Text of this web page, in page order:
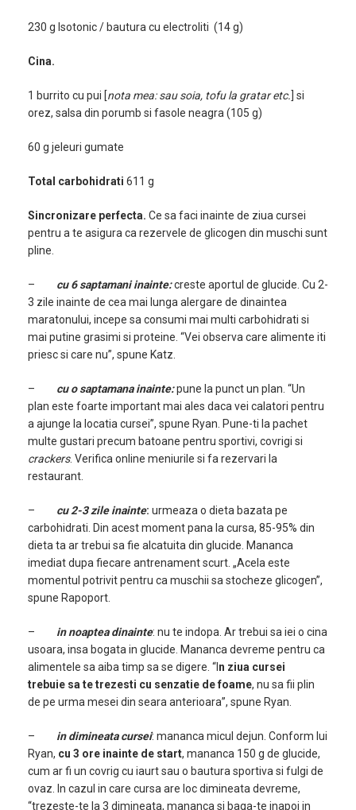
230 g Isotonic / bautura cu electroliti (14 g)
Cina.
1 burrito cu pui [nota mea: sau soia, tofu la gratar etc. ] si
orez, salsa din porumb si fasole neagra (105 g)
60 g jeleuri gumate
Total carbohidrati 611 g
Sincronizare perfecta. Ce sa faci inainte de ziua cursei
pentru a te asigura ca rezervele de glicogen din muschi sunt
pline.
– cu 6 saptamani inainte:creste aportul de glucide. Cu 2-
3 zile inainte de cea mai lunga alergare de dinaintea
maratonului, incepe sa consumi mai multi carbohidrati si
mai putine grasimi si proteine. “Vei observa care alimente iti
priesc si care nu”, spune Katz.
– cu o saptamana inainte:pune la punct un plan. “Un
plan este foarte important mai ales daca vei calatori pentru
a ajunge la locatia cursei”, spune Ryan. Pune-ti la pachet
multe gustari precum batoane pentru sportivi, covrigi si
crackers. Verifica online meniurile si fa rezervari la
restaurant.
– cu 2-3 zile inainte: urmeaza o dieta bazata pe
carbohidrati. Din acest moment pana la cursa, 85-95% din
dieta ta ar trebui sa fie alcatuita din glucide. Mananca
imediat dupa fiecare antrenament scurt. „Acela este
momentul potrivit pentru ca muschii sa stocheze glicogen”,
spune Rapoport.
– in noaptea dinainte: nu te indopa. Ar trebui sa iei o cina
usoara, insa bogata in glucide. Mananca devreme pentru ca
alimentele sa aiba timp sa se digere. “I n ziua cursei
trebuie sa te trezesti cu senzatie de foame, nu sa fii plin
de pe urma mesei din seara anterioara”, spune Ryan.
– in dimineata cursei: mananca micul dejun. Conform lui
Ryan, cu 3 ore inainte de start, mananca 150 g de glucide,
cum ar fi un covrig cu iaurt sau o bautura sportiva si fulgi de
ovaz. In cazul in care cursa are loc dimineata devreme,
“trezeste-te la 3 dimineata, mananca si baga-te inapoi in